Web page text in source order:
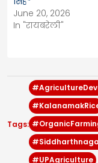
June 20, 2026
In "रायबरेली"
Tags:
#UPAgriculture